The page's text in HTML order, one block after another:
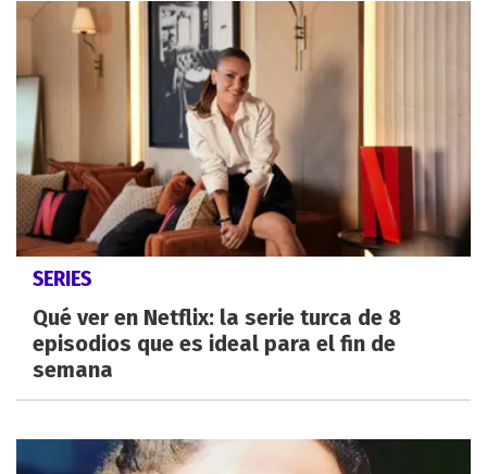
SERIES
Qué ver en Netflix: la serie turca de 8
episodios que es ideal para el fin de
semana